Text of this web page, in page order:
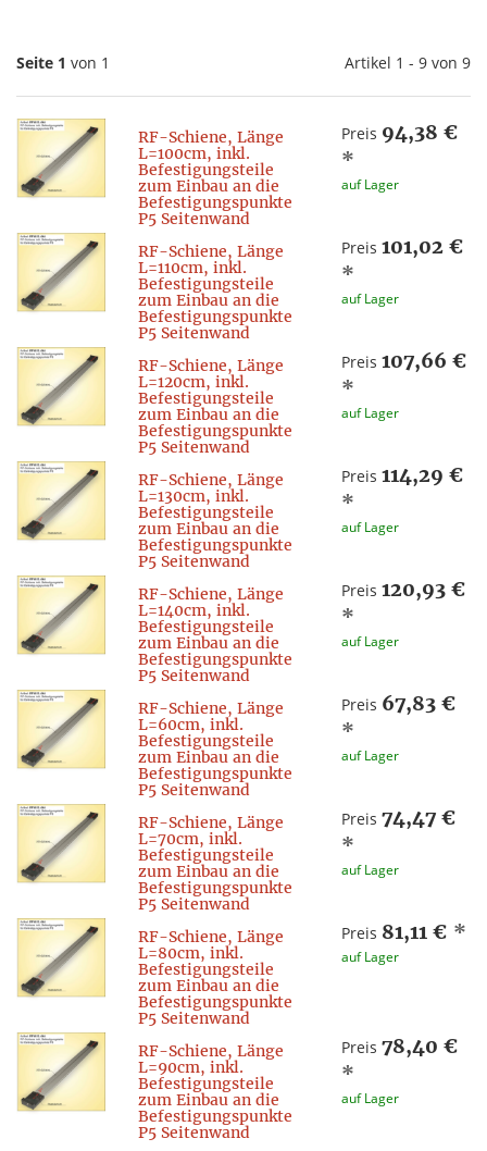
Seite 1 von 1 Artikel 1 - 9 von 9
RF-Schiene, Länge
L=100cm, inkl.
Befestigungsteile
zum Einbau an die
Befestigungspunkte
P5 Seitenwand
Preis 94,38 €
*
auf Lager
RF-Schiene, Länge
L=110cm, inkl.
Befestigungsteile
zum Einbau an die
Befestigungspunkte
P5 Seitenwand
Preis 101,02 €
*
auf Lager
RF-Schiene, Länge
L=120cm, inkl.
Befestigungsteile
zum Einbau an die
Befestigungspunkte
P5 Seitenwand
Preis 107,66 €
*
auf Lager
RF-Schiene, Länge
L=130cm, inkl.
Befestigungsteile
zum Einbau an die
Befestigungspunkte
P5 Seitenwand
Preis 114,29 €
*
auf Lager
RF-Schiene, Länge
L=140cm, inkl.
Befestigungsteile
zum Einbau an die
Befestigungspunkte
P5 Seitenwand
Preis 120,93 €
*
auf Lager
RF-Schiene, Länge
L=60cm, inkl.
Befestigungsteile
zum Einbau an die
Befestigungspunkte
P5 Seitenwand
Preis 67,83 €
*
auf Lager
RF-Schiene, Länge
L=70cm, inkl.
Befestigungsteile
zum Einbau an die
Befestigungspunkte
P5 Seitenwand
Preis 74,47 €
*
auf Lager
RF-Schiene, Länge
L=80cm, inkl.
Befestigungsteile
zum Einbau an die
Befestigungspunkte
P5 Seitenwand
Preis 81,11 € *
auf Lager
RF-Schiene, Länge
L=90cm, inkl.
Befestigungsteile
zum Einbau an die
Befestigungspunkte
P5 Seitenwand
Preis 78,40 €
*
auf Lager